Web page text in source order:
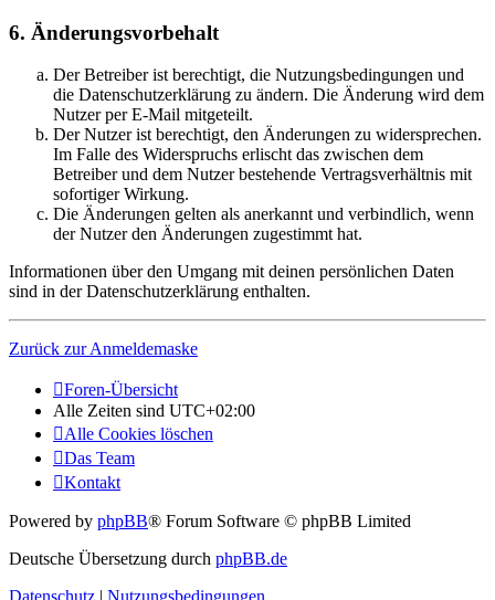
6. Änderungsvorbehalt
Der Betreiber ist berechtigt, die Nutzungsbedingungen und
die Datenschutzerklärung zu ändern. Die Änderung wird dem
Nutzer per E-Mail mitgeteilt.
Der Nutzer ist berechtigt, den Änderungen zu widersprechen.
Im Falle des Widerspruchs erlischt das zwischen dem
Betreiber und dem Nutzer bestehende Vertragsverhältnis mit
sofortiger Wirkung.
Die Änderungen gelten als anerkannt und verbindlich, wenn
der Nutzer den Änderungen zugestimmt hat.
Informationen über den Umgang mit deinen persönlichen Daten
sind in der Datenschutzerklärung enthalten.
Zurück zur Anmeldemaske
Foren-Übersicht
Alle Zeiten sind UTC+02:00
Alle Cookies löschen
Das Team
Kontakt
Powered by phpBB® Forum Software © phpBB Limited
Deutsche Übersetzung durch phpBB.de